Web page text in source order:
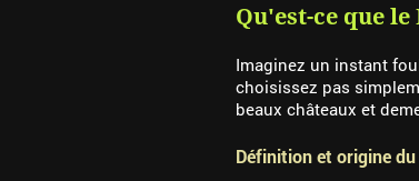
Qu'est-ce que
Imaginez un instant
choisissez pas
beaux châteaux et
Définition et origine